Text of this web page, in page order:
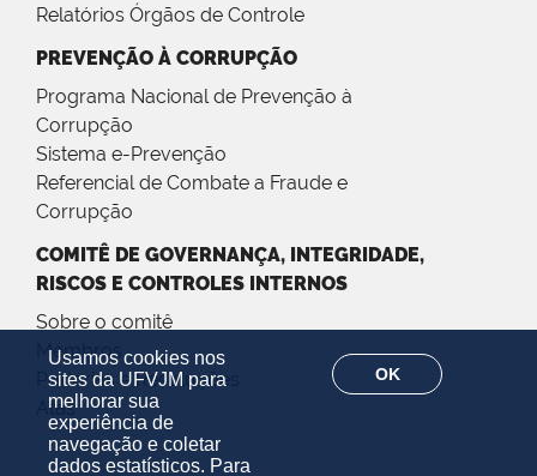
Usamos cookies nos
sites da UFVJM para
melhorar sua
experiência de
navegação e coletar
dados estatísticos. Para
OK
Relatórios Órgãos de Controle
PREVENÇÃO À CORRUPÇÃO
Programa Nacional de Prevenção à
Corrupção
Sistema e-Prevenção
Referencial de Combate a Fraude e
Corrupção
COMITÊ DE GOVERNANÇA, INTEGRIDADE,
RISCOS E CONTROLES INTERNOS
Sobre o comitê
Membros
Portarias e Resoluções
Atas